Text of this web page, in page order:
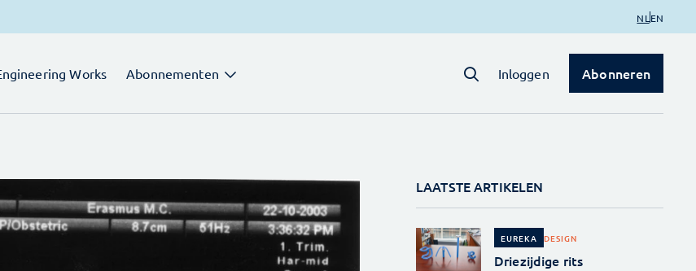
NL EN
Works Abonnementen Inloggen Abonneren
LAATSTE ARTIKELEN
EUREKA DESIGN
Driezijdige rits